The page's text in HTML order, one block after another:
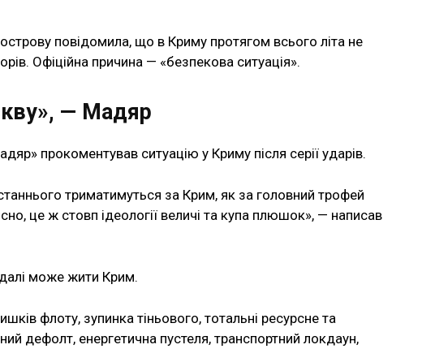
повідомила, що в Криму протягом всього літа не
Офіційна причина — «безпекова ситуація».
— Мадяр
прокоментував ситуацію у Криму після серії ударів.
триматимуться за Крим, як за головний трофей
це ж стовп ідеології величі та купа плюшок», — написав
може жити Крим.
флоту, зупинка тіньового, тотальні ресурсне та
дефолт, енергетична пустеля, транспортний локдаун,